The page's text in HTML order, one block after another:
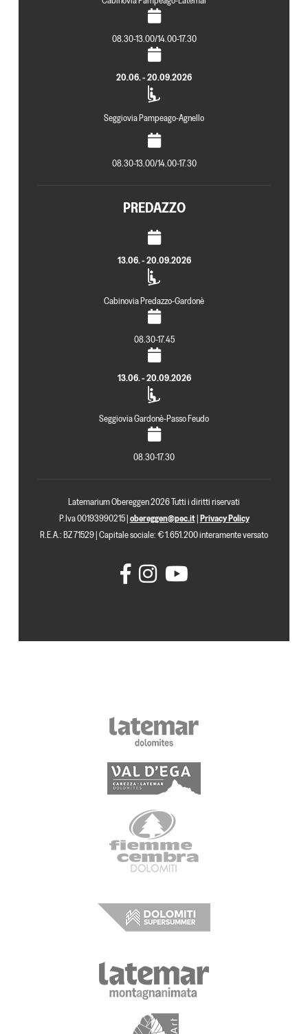
08.30-13.00/14.00-17.30
20.06. - 20.09.2026
Seggiovia Pampeago-Agnello
08.30-13.00/14.00-17.30
PREDAZZO
13.06. - 20.09.2026
Cabinovia Predazzo-Gardonè
08.30-17.45
13.06. - 20.09.2026
Seggiovia Gardonè-Passo Feudo
08.30-17.30
Latemarium Obereggen 2026 Tutti i diritti riservati
P.Iva 00193990215 |obereggen@pec.it|Privacy Policy
R.E.A.: BZ 71529 | Capitale sociale: € 1.651.200 interamente versato